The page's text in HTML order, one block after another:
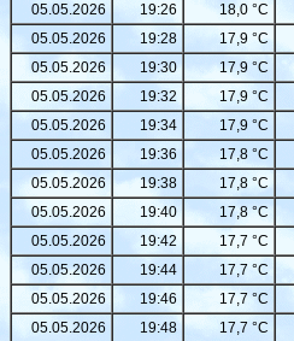
05.05.2026
19:26 18,0 °C
05.05.2026
19:28 17,9 °C
05.05.2026
19:30 17,9 °C
05.05.2026
19:32 17,9 °C
05.05.2026
19:34 17,9 °C
05.05.2026
19:36 17,8 °C
05.05.2026
19:38 17,8 °C
05.05.2026
19:40 17,8 °C
05.05.2026
19:42 17,7 °C
05.05.2026
19:44 17,7 °C
05.05.2026
19:46 17,7 °C
05.05.2026
19:48 17,7 °C